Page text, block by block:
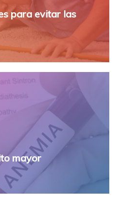
para evitar las
mayor